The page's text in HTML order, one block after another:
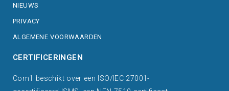
NIEUWS
PRIVACY
ALGEMENE VOORWAARDEN
CERTIFICERINGEN
Com1 beschikt over een ISO/IEC 27001-